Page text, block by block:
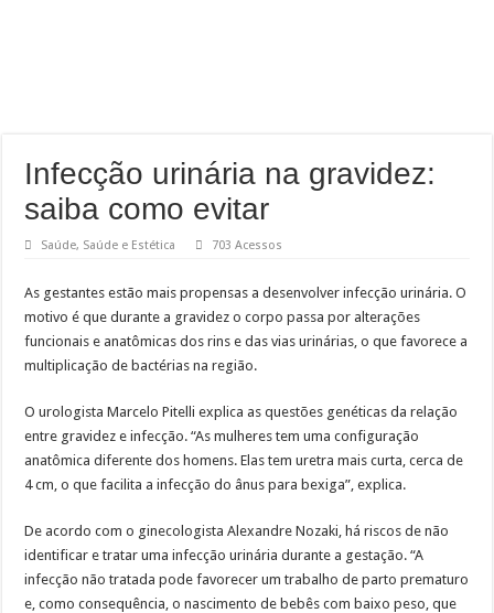
Infecção urinária na gravidez:
saiba como evitar
Saúde, Saúde e Estética 703 Acessos
As gestantes estão mais propensas a desenvolver infecção urinária. O
motivo é que durante a gravidez o corpo passa por alterações
funcionais e anatômicas dos rins e das vias urinárias, o que favorece a
multiplicação de bactérias na região.
O urologista Marcelo Pitelli explica as questões genéticas da relação
entre gravidez e infecção. “As mulheres tem uma configuração
anatômica diferente dos homens. Elas tem uretra mais curta, cerca de
4 cm, o que facilita a infecção do ânus para bexiga”, explica.
De acordo com o ginecologista Alexandre Nozaki, há riscos de não
identificar e tratar uma infecção urinária durante a gestação. “A
infecção não tratada pode favorecer um trabalho de parto prematuro
e, como consequência, o nascimento de bebês com baixo peso, que